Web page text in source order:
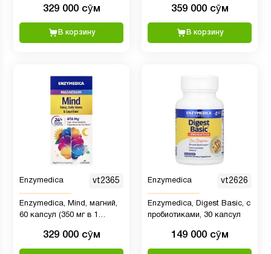
329 000 сӯм
В корзину
359 000 сӯм
В корзину
Enzymedica vt2365
Enzymedica, Mind, магний,
60 капсул (350 мг в 1
329 000 сӯм
Enzymedica vt2626
Enzymedica, Digest Basic, с
пробиотиками, 30 капсул
149 000 сӯм